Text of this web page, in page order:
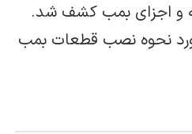
و اجزای بمب کشف شد.
نحوه نصب قطعات بمب